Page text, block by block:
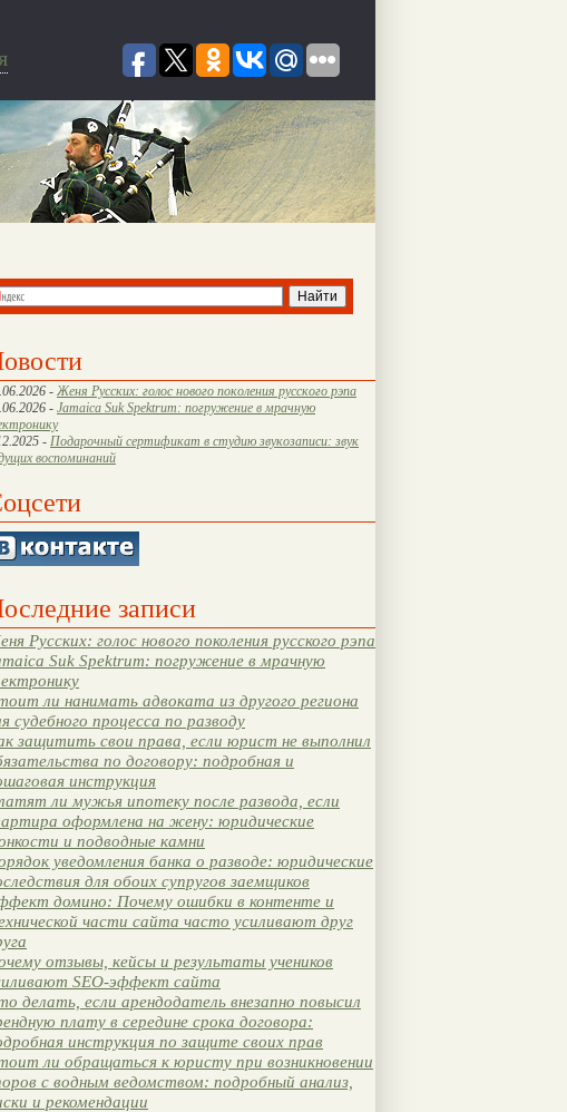
- Женя Русских: голос нового поколения русского рэпа
- Jamaica Suk Spektrum: погружение в мрачную
- Подарочный сертификат в студию звукозаписи: звук
воспоминаний
записи
Русских: голос нового поколения русского рэпа
Suk Spektrum: погружение в мрачную
ли нанимать адвоката из другого региона
судебного процесса по разводу
защитить свои права, если юрист не выполнил
по договору: подробная и
инструкция
ли мужья ипотеку после развода, если
оформлена на жену: юридические
и подводные камни
уведомления банка о разводе: юридические
для обоих супругов заемщиков
домино: Почему ошибки в контенте и
части сайта часто усиливают друг
отзывы, кейсы и результаты учеников
SEO-эффект сайта
делать, если арендодатель внезапно повысил
плату в середине срока договора:
инструкция по защите своих прав
ли обращаться к юристу при возникновении
с водным ведомством: подробный анализ,
и рекомендации